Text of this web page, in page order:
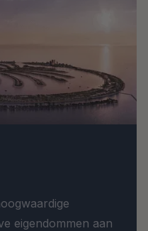
eigendommen aan